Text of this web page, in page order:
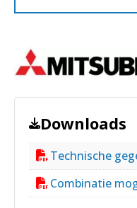
Downloads
Technische
Combinatie